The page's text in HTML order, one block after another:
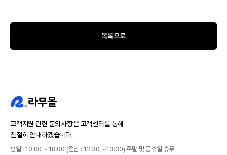
목록으로
고객지원 관련 문의사항은 고객센터를 통해
친절히 안내하겠습니다.
평일 : 10:00 ~ 18:00 (점심 : 12:30 ~ 13:30) 주말 및 공휴일 휴무